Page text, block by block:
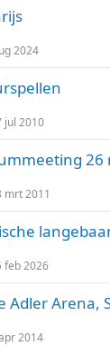
2024
jul 2010
26
mrt 2011
feb 2026
Adler Arena,
2014